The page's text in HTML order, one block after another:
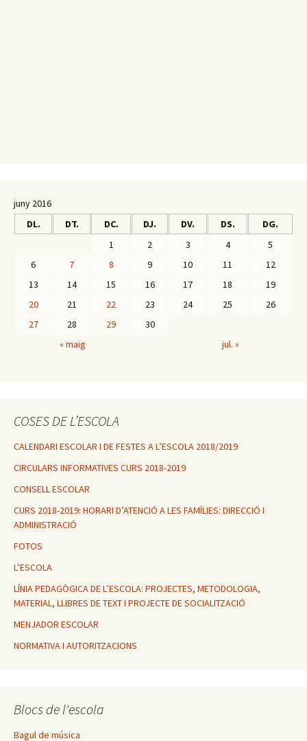
juny 2016
DL.
DT. DC. DJ. DV. DS. DG.
« maig jul. »
1 2 3 4
5
6
7 8 9 10 11
12
13
14 15 16 17 18
19
20
21 22 23 24 25
26
27
28 29 30
COSES DE L’ESCOLA
CALENDARI ESCOLAR I DE FESTES A L’ESCOLA 2018/2019
CIRCULARS INFORMATIVES CURS 2018-2019
CONSELL ESCOLAR
CURS 2018-2019: HORARI D’ATENCIÓ A LES FAMÍLIES: DIRECCIÓ I
ADMINISTRACIÓ
FOTOS
L’ESCOLA
LÍNIA PEDAGÒGICA DE L’ESCOLA: PROJECTES, METODOLOGIA,
MATERIAL, LLIBRES DE TEXT I PROJECTE DE SOCIALITZACIÓ
MENJADOR ESCOLAR
NORMATIVA I AUTORITZACIONS
Blocs de l'escola
Bagul de música